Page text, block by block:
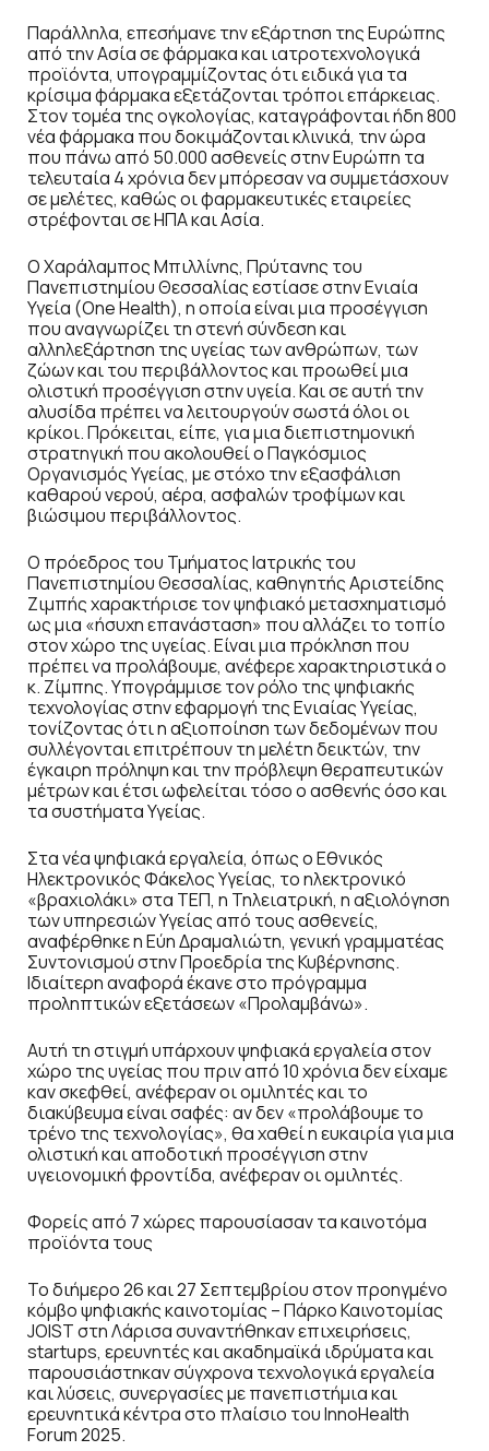
Παράλληλα, επεσήμανε την εξάρτηση της Ευρώπης
από την Ασία σε φάρμακα και ιατροτεχνολογικά
προϊόντα, υπογραμμίζοντας ότι ειδικά για τα
κρίσιμα φάρμακα εξετάζονται τρόποι επάρκειας.
Στον τομέα της ογκολογίας, καταγράφονται ήδη 800
νέα φάρμακα που δοκιμάζονται κλινικά, την ώρα
που πάνω από 50.000 ασθενείς στην Ευρώπη τα
τελευταία 4 χρόνια δεν μπόρεσαν να συμμετάσχουν
σε μελέτες, καθώς οι φαρμακευτικές εταιρείες
στρέφονται σε ΗΠΑ και Ασία.
Ο Χαράλαμπος Μπιλλίνης, Πρύτανης του
Πανεπιστημίου Θεσσαλίας εστίασε στην Ενιαία
Υγεία (One Health), η οποία είναι μια προσέγγιση
που αναγνωρίζει τη στενή σύνδεση και
αλληλεξάρτηση της υγείας των ανθρώπων, των
ζώων και του περιβάλλοντος και προωθεί μια
ολιστική προσέγγιση στην υγεία. Και σε αυτή την
αλυσίδα πρέπει να λειτουργούν σωστά όλοι οι
κρίκοι. Πρόκειται, είπε, για μια διεπιστημονική
στρατηγική που ακολουθεί ο Παγκόσμιος
Οργανισμός Υγείας, με στόχο την εξασφάλιση
καθαρού νερού, αέρα, ασφαλών τροφίμων και
βιώσιμου περιβάλλοντος.
Ο πρόεδρος του Τμήματος Ιατρικής του
Πανεπιστημίου Θεσσαλίας, καθηγητής Αριστείδης
Ζιμπής χαρακτήρισε τον ψηφιακό μετασχηματισμό
ως μια «ήσυχη επανάσταση» που αλλάζει το τοπίο
στον χώρο της υγείας. Είναι μια πρόκληση που
πρέπει να προλάβουμε, ανέφερε χαρακτηριστικά ο
κ. Ζίμπης. Υπογράμμισε τον ρόλο της ψηφιακής
τεχνολογίας στην εφαρμογή της Ενιαίας Υγείας,
τονίζοντας ότι η αξιοποίηση των δεδομένων που
συλλέγονται επιτρέπουν τη μελέτη δεικτών, την
έγκαιρη πρόληψη και την πρόβλεψη θεραπευτικών
μέτρων και έτσι ωφελείται τόσο ο ασθενής όσο και
τα συστήματα Υγείας.
Στα νέα ψηφιακά εργαλεία, όπως ο Εθνικός
Ηλεκτρονικός Φάκελος Υγείας, το ηλεκτρονικό
«βραχιολάκι» στα ΤΕΠ, η Τηλειατρική, η αξιολόγηση
των υπηρεσιών Υγείας από τους ασθενείς,
αναφέρθηκε η Εύη Δραμαλιώτη, γενική γραμματέας
Συντονισμού στην Προεδρία της Κυβέρνησης.
Ιδιαίτερη αναφορά έκανε στο πρόγραμμα
προληπτικών εξετάσεων «Προλαμβάνω».
Αυτή τη στιγμή υπάρχουν ψηφιακά εργαλεία στον
χώρο της υγείας που πριν από 10 χρόνια δεν είχαμε
καν σκεφθεί, ανέφεραν οι ομιλητές και το
διακύβευμα είναι σαφές: αν δεν «προλάβουμε το
τρένο της τεχνολογίας», θα χαθεί η ευκαιρία για μια
ολιστική και αποδοτική προσέγγιση στην
υγειονομική φροντίδα, ανέφεραν οι ομιλητές.
Φορείς από 7 χώρες παρουσίασαν τα καινοτόμα
προϊόντα τους
Το διήμερο 26 και 27 Σεπτεμβρίου στον προηγμένο
κόμβο ψηφιακής καινοτομίας – Πάρκο Καινοτομίας
JOIST στη Λάρισα συναντήθηκαν επιχειρήσεις,
startups, ερευνητές και ακαδημαϊκά ιδρύματα και
παρουσιάστηκαν σύγχρονα τεχνολογικά εργαλεία
και λύσεις, συνεργασίες με πανεπιστήμια και
ερευνητικά κέντρα στο πλαίσιο του InnoHealth
Forum 2025.